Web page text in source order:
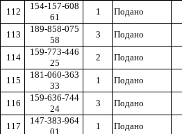
112
154-157-608
61
1 Подано
113
189-858-075
58
3 Подано
114
159-773-446
25
2 Подано
115
181-060-363
33
1 Подано
116
159-636-744
24
3 Подано
117
147-383-964
01
1 Подано